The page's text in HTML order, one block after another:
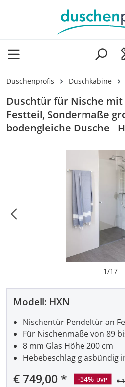
Zum Hauptinhalt springen
Duschenprofis Duschkabine
Duschtür für Nische
Festteil, Sondermaße
bodengleiche Dusche -
1/17
Modell: HXN
Verkaufspreis:
€ 749,00 -34% UVP €
Nischentür Pendeltür an
Für Nischenmaße von 89
8 mm Glas Höhe 200 cm
Hebebeschlag glasbündig